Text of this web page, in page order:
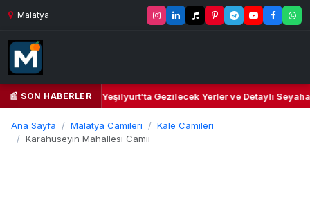
Malatya
📰 SON HABERLER
ve Kültür Cenneti: Yeşilyurt’ta Gezilecek Yerler ve Detaylı Seyahat
Ana Sayfa Malatya Camileri
Kale Camileri
Karahüseyin Mahallesi Camii